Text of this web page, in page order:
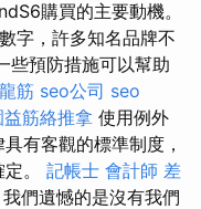
購買的主要動機。
字，許多知名品牌不
些預防措施可以幫助
筋 seo公司 seo
益筋絡推拿 使用例外
有客觀的標準制度，
。 記帳士 會計師 差
我們遺憾的是沒有我們